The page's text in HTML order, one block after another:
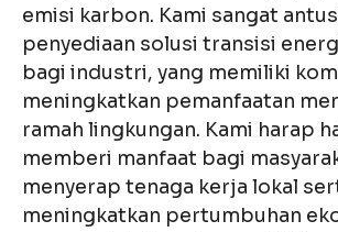
emisi karbon. Kami sangat
penyediaan solusi transisi
bagi industri, yang memiliki
meningkatkan pemanfaatan
ramah lingkungan. Kami harap
memberi manfaat bagi
menyerap tenaga kerja lokal
meningkatkan pertumbuhan